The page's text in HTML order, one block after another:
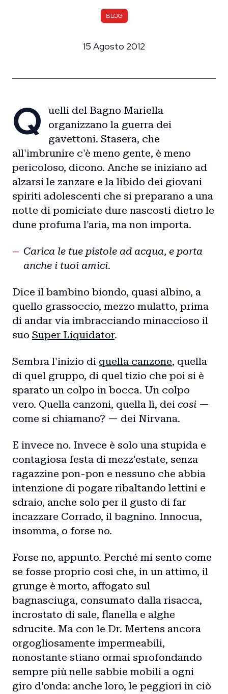
Home
Intro
BLOG
15 Agosto 2012
Q
uelli del Bagno Mariella
organizzano la guerra dei
gavettoni. Stasera, che
all'imbrunire c'è meno gente, è meno
pericoloso, dicono. Anche se iniziano ad
alzarsi le zanzare e la libido dei giovani
spiriti adolescenti che si preparano a una
notte di pomiciate dure nascosti dietro le
dune profuma l'aria, ma non importa.
Carica le tue pistole ad acqua, e porta
anche i tuoi amici.
Dice il bambino biondo, quasi albino, a
quello grassoccio, mezzo mulatto, prima
di andar via imbracciando minaccioso il
suo Super Liquidator.
Sembra l'inizio di quella canzone, quella
di quel gruppo, di quel tizio che poi si è
sparato un colpo in bocca. Un colpo
vero. Quella canzoni, quella lì, dei cosi —
come si chiamano? — dei Nirvana.
E invece no. Invece è solo una stupida e
contagiosa festa di mezz'estate, senza
ragazzine pon-pon e nessuno che abbia
intenzione di pogare ribaltando lettini e
sdraio, anche solo per il gusto di far
incazzare Corrado, il bagnino. Innocua,
insomma, o forse no.
Forse no, appunto. Perché mi sento come
se fosse proprio così che, in un attimo, il
grunge è morto, affogato sul
bagnasciuga, consumato dalla risacca,
incrostato di sale, flanella e alghe
sdrucite. Ma con le Dr. Mertens ancora
orgogliosamente impermeabili,
nonostante stiano ormai sprofondando
sempre più nelle sabbie mobili a ogni
giro d'onda: anche loro, le peggiori in ciò